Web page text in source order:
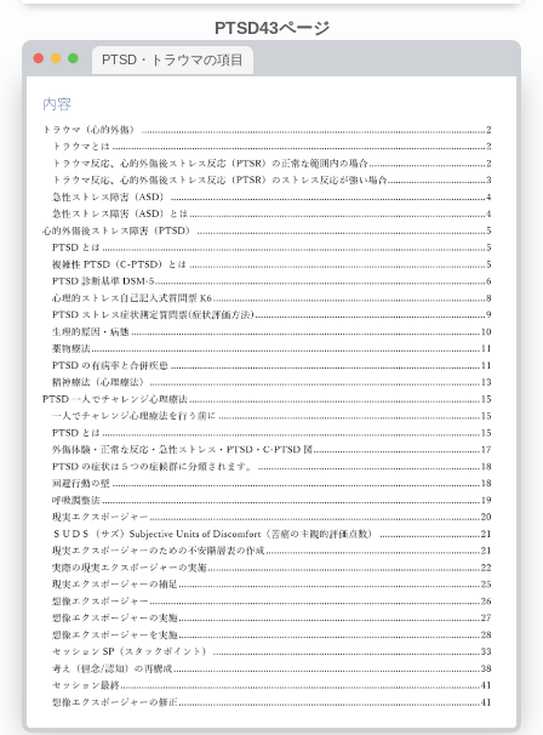
PTSD43ページ
PTSD・トラウマの項目